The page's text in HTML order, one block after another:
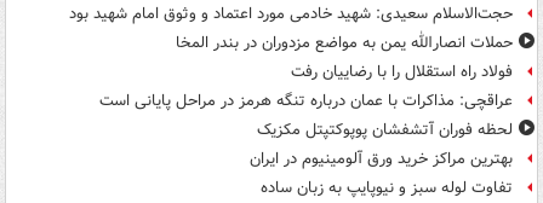
حجت‌الاسلام سعیدی: شهید خادمی مورد اعتماد و وثوق امام شهید بود
حملات انصارالله یمن به مواضع مزدوران در بندر المخا
فولاد راه استقلال را با رضاییان رفت
عراقچی: مذاکرات با عمان درباره تنگه هرمز در مراحل پایانی است
لحظه فوران آتشفشان پوپوکتپتل مکزیک
بهترین مراکز خرید ورق آلومینیوم در ایران
تفاوت لوله سبز و نیوپایپ به زبان ساده